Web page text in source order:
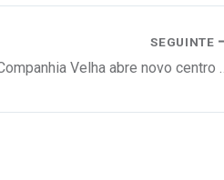
SEGUINTE